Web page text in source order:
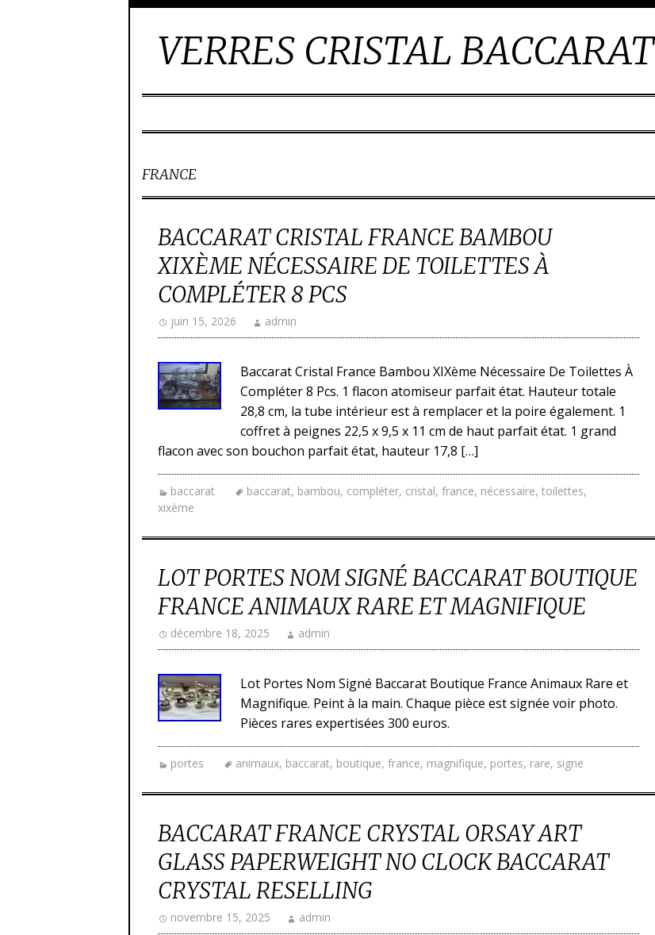
VERRES CRISTAL BACCARAT
FRANCE
BACCARAT CRISTAL FRANCE BAMBOU
XIXÈME NÉCESSAIRE DE TOILETTES À
COMPLÉTER 8 PCS
juin 15, 2026 admin
Baccarat Cristal France Bambou XIXème Nécessaire De Toilettes À
Compléter 8 Pcs. 1 flacon atomiseur parfait état. Hauteur totale
28,8 cm, la tube intérieur est à remplacer et la poire également. 1
coffret à peignes 22,5 x 9,5 x 11 cm de haut parfait état. 1 grand
flacon avec son bouchon parfait état, hauteur 17,8 […]
baccarat baccarat, bambou, compléter, cristal, france, nécessaire, toilettes,
xixème
LOT PORTES NOM SIGNÉ BACCARAT BOUTIQUE
FRANCE ANIMAUX RARE ET MAGNIFIQUE
décembre 18, 2025 admin
Lot Portes Nom Signé Baccarat Boutique France Animaux Rare et
Magnifique. Peint à la main. Chaque pièce est signée voir photo.
Pièces rares expertisées 300 euros.
portes animaux, baccarat, boutique, france, magnifique, portes, rare, signe
BACCARAT FRANCE CRYSTAL ORSAY ART
GLASS PAPERWEIGHT NO CLOCK BACCARAT
CRYSTAL RESELLING
novembre 15, 2025 admin